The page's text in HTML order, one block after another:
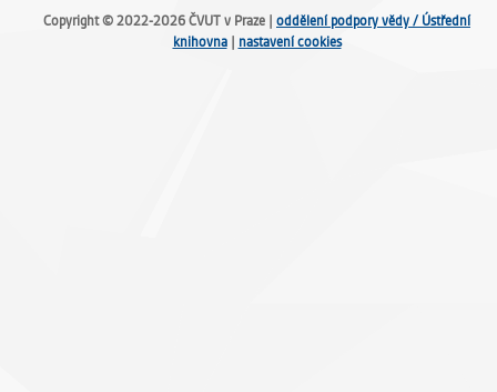
Copyright © 2022-2026 ČVUT v Praze | oddělení podpory vědy / Ústřední
knihovna| nastavení cookies